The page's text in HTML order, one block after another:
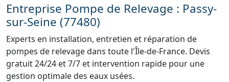
Entreprise Pompe de Relevage : Passy-
sur-Seine (77480)
Experts en installation, entretien et réparation de
pompes de relevage dans toute l'Île-de-France. Devis
gratuit 24/24 et 7/7 et intervention rapide pour une
gestion optimale des eaux usées.